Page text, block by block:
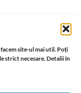
site-ul mai util. Poți
strict necesare. Detalii în